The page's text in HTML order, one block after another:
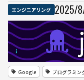
エンジニアリング 2025/8
Google プログラミン